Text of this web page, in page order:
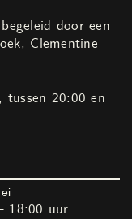
door een
Clementine
tussen 20:00 en
18:00 uur